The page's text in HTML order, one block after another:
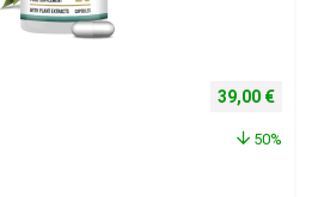
Izvorna
39,00 €
50%